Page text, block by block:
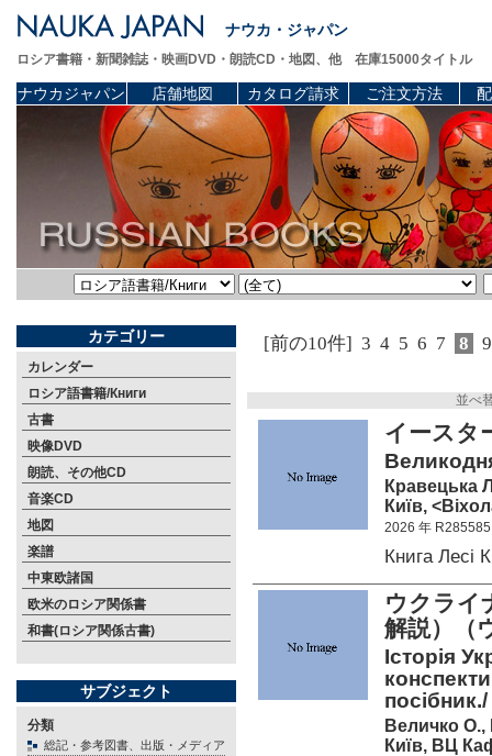
ナウカ・ジャパン
ロシア書籍・新聞雑誌・映画DVD・朗読CD・地図、他 在庫15000タイトル
ナウカジャパン 店舗地図 カタログ請求 ご注文方法
カテゴリー
カレンダー
ロシア語書籍/Книги
古書
映像DVD
朗読、その他CD
音楽CD
地図
楽譜
中東欧諸国
欧米のロシア関係書
和書(ロシア関係古書)
サブジェクト
分類
総記・参考図書、出版・メディア
[前の10件] 3 4 5 6 7 8 9
並べ
イースタ
Кравецька
Київ,
2026 年 R285585
Книга Лесі
ウクライ
解説）
Історія
Величко О.,
Київ, ВЦ